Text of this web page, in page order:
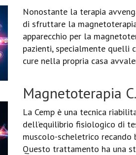
Nonostante la terapia
di sfruttare la
apparecchio per la
pazienti, specialmente quelli
cure nella propria casa
Magnetoterapia
La Cemp è una tecnica
dell’equilibrio fisiologico di
muscolo-scheletrico
Questo trattamento ha una